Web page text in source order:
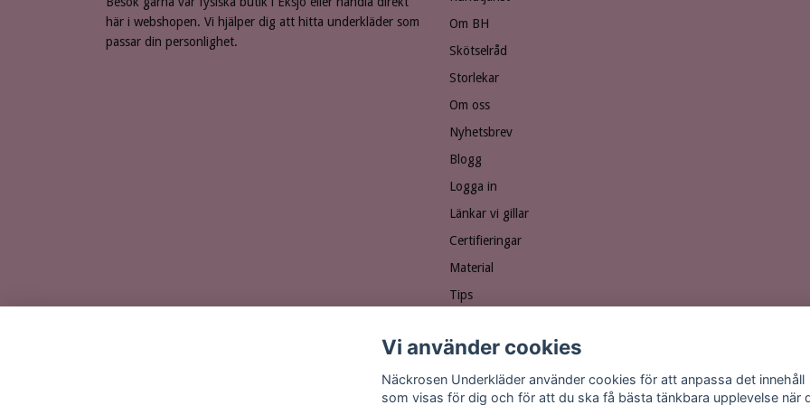
här i webshopen. Vi hjälper dig att hitta underkläder som
passar din personlighet.
Om BH
Skötselråd
Storlekar
Om oss
Nyhetsbrev
Blogg
Logga in
Länkar vi gillar
Certifieringar
Material
Tips
Personuppgiftspolicy
Vanliga frågor
Vi använder cookies
Näckrosen Underkläder använder cookies för att anpassa det innehåll
som visas för dig och för att du ska få bästa tänkbara upplevelse när